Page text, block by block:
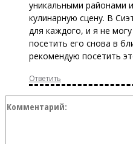
уникальными районами
кулинарную сцену. В
для каждого, и я не
посетить его снова в
рекомендую посетить
Ответить